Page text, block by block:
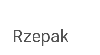
rzepak